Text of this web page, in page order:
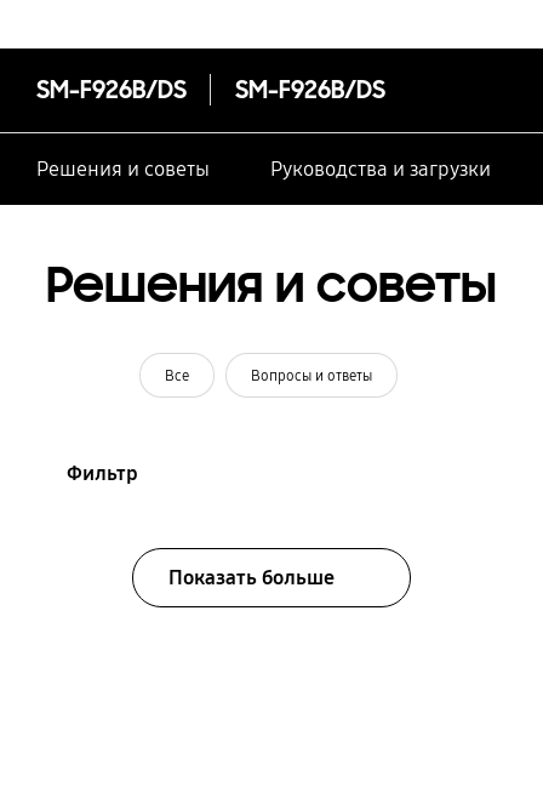
SM-F926B/DS SM-F926B/DS
Решения и советы Руководства и загрузки
Решения и советы
Все Вопросы и ответы
Фильтр
Показать больше